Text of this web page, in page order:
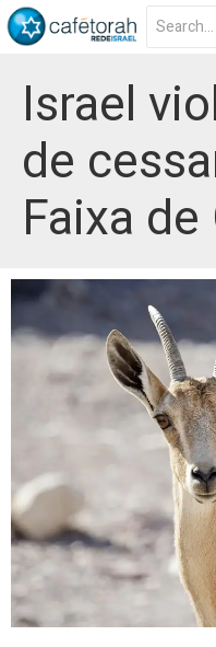
Israel
de
Faixa de